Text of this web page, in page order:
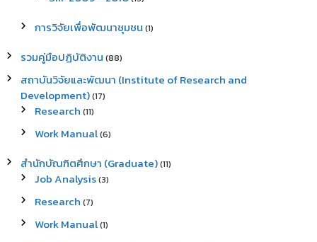
การวิจัยเพื่อพัฒนาชุมชน (1)
รวมคู่มือปฏิบัติงาน (88)
สถาบันวิจัยและพัฒนา (Institute of Research and
Development)(17)
Research (11)
Work Manual(6)
สำนักบัณฑิตศึกษา (Graduate)(11)
Job Analysis(3)
Research (7)
Work Manual(1)